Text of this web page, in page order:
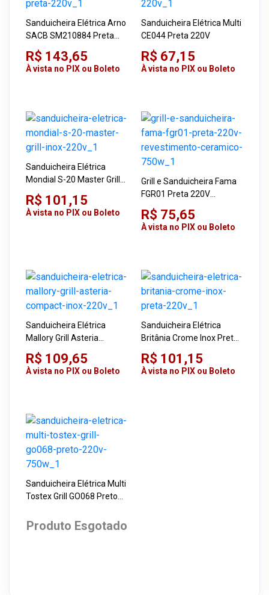
Sanduicheira Elétrica Arno
SACB SM210884 Preta
220V
R$ 143,65
À vista no PIX ou Boleto
Sanduicheira Elétrica Multi
CE044 Preta 220V
R$ 67,15
À vista no PIX ou Boleto
Sanduicheira Elétrica
Mondial S-20 Master Grill
Inox 220V
R$ 101,15
À vista no PIX ou Boleto
Grill e Sanduicheira Fama
FGR01 Preta 220V
Revestimento Cerâmico
750W
R$ 75,65
À vista no PIX ou Boleto
Sanduicheira Elétrica
Mallory Grill Asteria
Compact Inox 220V
R$ 109,65
À vista no PIX ou Boleto
Sanduicheira Elétrica
Britânia Crome Inox Preta
220V
R$ 101,15
À vista no PIX ou Boleto
Sanduicheira Elétrica Multi
Tostex Grill GO068 Preto
Produto Esgotado